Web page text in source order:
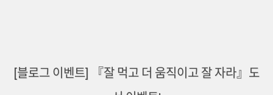
[블로그 이벤트] 『잘 먹고 더 움직이고 잘 자라』도